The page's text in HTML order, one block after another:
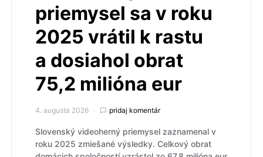
priemysel sa v roku
2025 vrátil k rastu
a dosiahol obrat
75,2 milióna eur
4. augusta 2026 pridaj komentár
Slovenský videoherný priemysel zaznamenal v
roku 2025 zmiešané výsledky. Celkový obrat